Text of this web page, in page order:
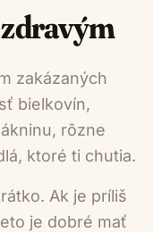
zakázaných
bielkovín,
rôzne
ktoré ti chutia.
Ak je príliš
je dobré mať